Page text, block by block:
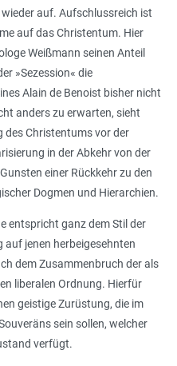
auf. Aufschlussreich ist
auf das Christentum. Hier
Weißmann seinen Anteil
»Sezession« die
Alain de Benoist bisher nicht
anders zu erwarten, sieht
des Christentums vor der
in der Abkehr von der
einer Rückkehr zu den
Dogmen und Hierarchien.
entspricht ganz dem Stil der
auf jenen herbeigesehnten
dem Zusammenbruch der als
liberalen Ordnung. Hierfür
geistige Zurüstung, die im
sein sollen, welcher
verfügt.